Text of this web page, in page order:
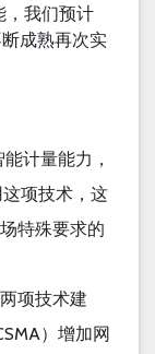
，我们预计
成熟再次实
能计量能力，
这项技术，这
特殊要求的
项技术建
）增加网